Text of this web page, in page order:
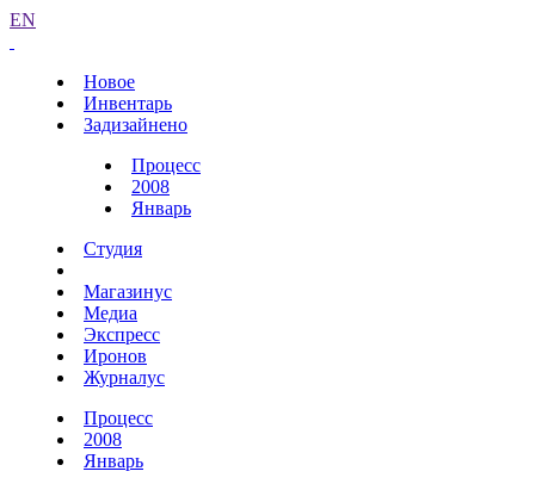
EN
Новое
Инвентарь
Задизайнено
Процесс
2008
Январь
Студия
Магазинус
Медиа
Экспресс
Иронов
Журналус
Процесс
2008
Январь